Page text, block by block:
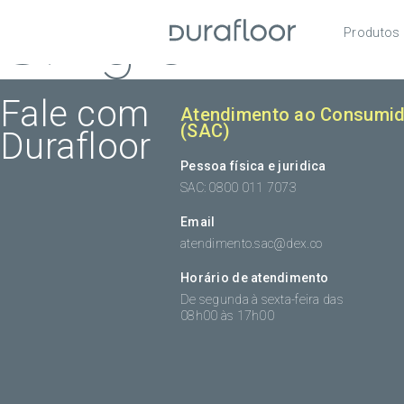
Produtos
Single
Fale com
Durafloor
Atendimento ao
(SAC)
Pessoa física e juridica
SAC: 0800 011 7073
Email
atendimento.sac@dex.co
Horário de atendimento
De segunda à sexta-feira das
08h00 às 17h00